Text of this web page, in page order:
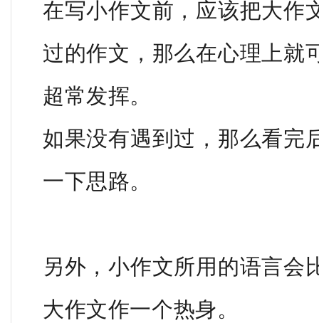
在写小作文前，应该把大作
过的作文，那么在心理上就
超常发挥。
如果没有遇到过，那么看完
一下思路。
另外，小作文所用的语言会
大作文作一个热身。